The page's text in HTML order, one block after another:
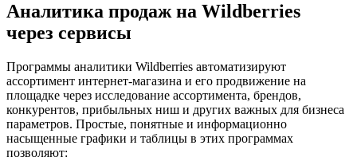
Аналитика продаж на Wildberries
через сервисы
Программы аналитики Wildberries автоматизируют
ассортимент интернет-магазина и его продвижение на
площадке через исследование ассортимента, брендов,
конкурентов, прибыльных ниш и других важных для бизнеса
параметров. Простые, понятные и информационно
насыщенные графики и таблицы в этих программах
позволяют: